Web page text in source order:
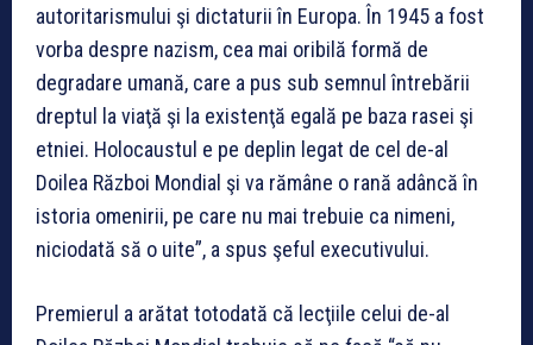
autoritarismului şi dictaturii în Europa. În 1945 a fost
vorba despre nazism, cea mai oribilă formă de
degradare umană, care a pus sub semnul întrebării
dreptul la viaţă şi la existenţă egală pe baza rasei şi
etniei. Holocaustul e pe deplin legat de cel de-al
Doilea Război Mondial şi va rămâne o rană adâncă în
istoria omenirii, pe care nu mai trebuie ca nimeni,
niciodată să o uite”, a spus şeful executivului.
Premierul a arătat totodată că lecţiile celui de-al